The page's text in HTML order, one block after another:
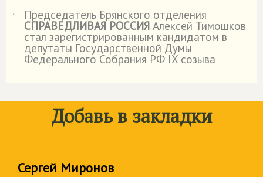
˙
Председатель Брянского отделения
СПРАВЕДЛИВАЯ РОССИЯ Алексей Тимошков
стал зарегистрированным кандидатом в
депутаты Государственной Думы
Федерального Собрания РФ IX созыва
Добавь в закладки
Сергей Миронов